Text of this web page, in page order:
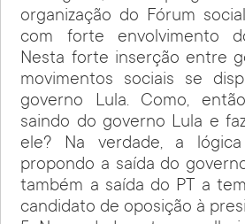
organização do Fórum
com forte envolvimento
Nesta forte inserção entre
movimentos sociais se
governo Lula. Como,
saindo do governo Lula e
ele? Na verdade, a
propondo a saída do
também a saída do PT a
candidato de oposição à